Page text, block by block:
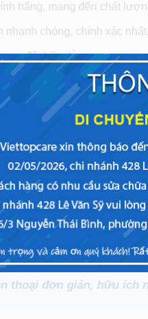
hãng, mang đến chất
nhanh chóng, chính xác nhất.
ưu đãihấp dẫn.
an tâm, chất
Viettopcare
hình, kiểm tra lỗi.
Galaxy A80cho bạn.
Samsung A80 và bạn sẽ
máy sau khi màn hình
thoại đơn giản, hữu ích